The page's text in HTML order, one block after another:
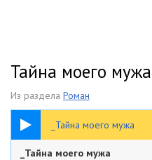
Тайна моего
Из раздела Роман
_Тайна моего мужа
01:54
_Тайна моего мужа